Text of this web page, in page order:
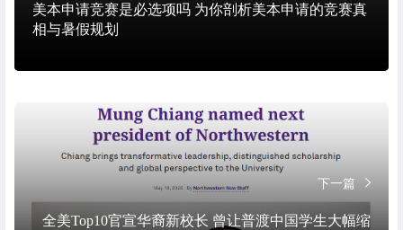
美本申请竞赛是必选项吗 为你剖析美本申请的竞赛真
相与暑假规划
下一篇
全美Top10官宣华裔新校长 曾让普渡中国学生大幅缩